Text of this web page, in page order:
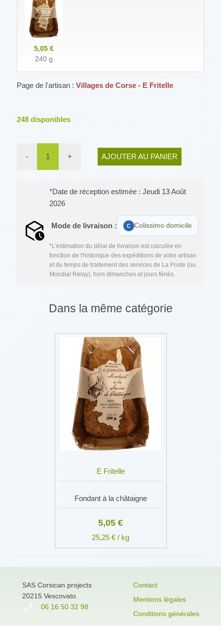
5,05 €
240 g
Page de l'artisan : Villages de Corse - E Fritelle
248 disponibles
- 1 + AJOUTER AU PANIER
*Date de réception estimée : Jeudi 13 Août
2026
Mode de livraison : Colissimo domicile
*L'estimation du délai de livraison est calculée en
fonction de l'historique des expéditions de votre artisan
et du temps de traitement des services de La Poste (ou
Mondial Relay), hors dimanches et jours fériés.
Dans la même catégorie
E Fritelle
Fondant à la châtaigne
5,05 €
25,25 € / kg
SAS Corsican projects
20215 Vescovato
06 16 50 32 98
Contact
Mentions légales
Conditions générales